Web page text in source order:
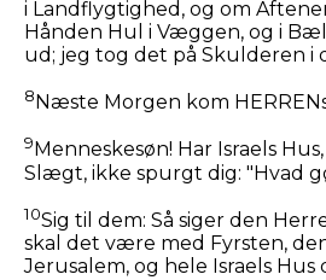
i Landflygtighed, og om
Hånden Hul i Væggen, og i
ud; jeg tog det på Skulderen i
8 Næste Morgen kom
9 Menneskesøn! Har Israels
Slægt, ikke spurgt dig: "Hvad
10Sig til dem: Så siger den
skal det være med Fyrsten,
Jerusalem, og hele Israels Hus